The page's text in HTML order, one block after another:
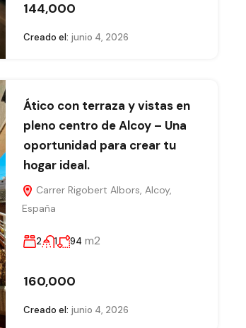
144,000
Creado el: junio 4, 2026
Ático con terraza y vistas en
pleno centro de Alcoy – Una
oportunidad para crear tu
hogar ideal.
Carrer Rigobert Albors, Alcoy,
España
2 1 94 m2
160,000
Creado el: junio 4, 2026